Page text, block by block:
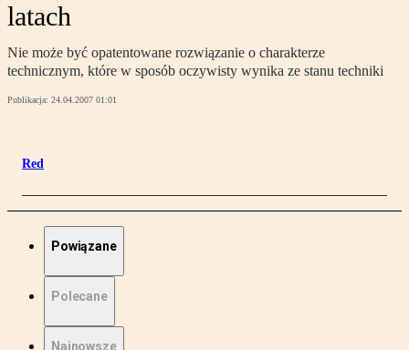
latach
Nie może być opatentowane rozwiązanie o charakterze
technicznym, które w sposób oczywisty wynika ze stanu techniki
Publikacja: 24.04.2007 01:01
Red
Powiązane
Polecane
Najnowsze